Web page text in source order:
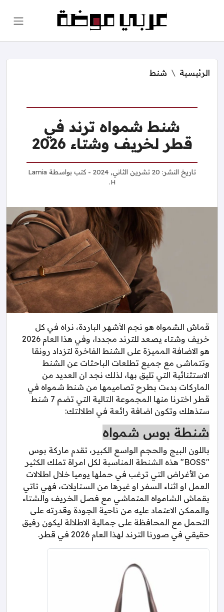
الرئيسية شنط
شنط شمواه ترند في
قطر لخريف وشتاء 2026
تاريخ النشر: 20 تشرين الثاني, 2024 - كتب بواسطة Lamia
H.
قماش الشمواه هو نجم الأشهر الباردة، نراه في كل
خريف وشتاء يصعد للترند مجددا، وفي هذا العام 2026
هو الاضافة المميزة على الشنط الفاخرة لتزداد رونقا
وتتماشى مع جميع تطلعات الباحثات عن الشنط
الاستثنائية التي تليق بها، لذلك نجد ان العديد من
الماركات بدءت بطرح تصاميمها من شنط شمواه في
قطر اخترنا منها المجموعة التالية التي تضم 7 شنط
ستذهلك وتكون اضافة رائعة في اطلالتك:
شنطة بوس شمواه
باللون البيج والحجم الواسع الكبير، تقدم ماركة بوس
"BOSS" هذه الشنطة المناسبة لكل امراة تملك الكثير
من الأغراض التي ترغب في حملها يوميا خلال اطلالات
العمل او اثناء السفر او غيرها من الستايلات، فهي تاتي
بقماش الشامواه المتماشي مع فصل الخريف والشتاء
والممكن الاعتماد عليه من ناحية الجودة وقدرته على
التحمل مع المحافظة على جمالية الاطلالة ليكون رفيق
حقيقي في صورنا الترند لهذا العام 2026 في قطر.